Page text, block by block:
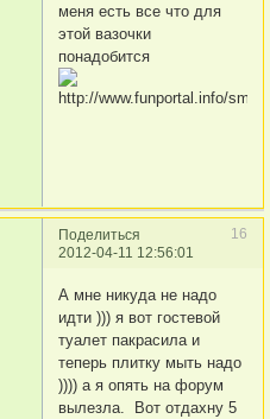
меня есть все что для
этой вазочки
понадобится
Поделиться
16
2012-04-11 12:56:01
А мне никуда не надо
идти ))) я вот гостевой
туалет пакрасила и
теперь плитку мыть надо
)))) а я опять на форум
вылезла. Вот отдахну 5